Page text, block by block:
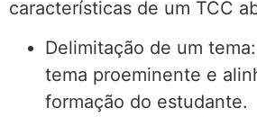
características de um TCC
Delimitação de um
tema proeminente e
formação do estudante.